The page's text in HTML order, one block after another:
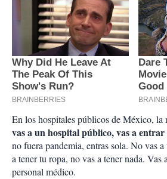
En los hospitales públicos de México, la
vas a un hospital público, vas a
no fuera pandemia, entras sola. No vas
a tener tu ropa, no vas a tener nada. Vas
personal médico.